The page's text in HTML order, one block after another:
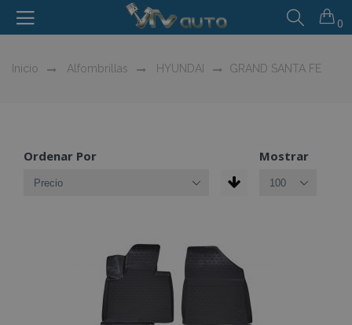
0
Inicio Alfombrillas HYUNDAI GRAND SANTA FE
Ordenar Por Mostrar